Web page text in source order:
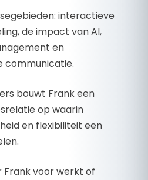
interactieve
de impact van AI,
en
communicatie.
bouwt Frank een
op waarin
en flexibiliteit een
Frank voor werkt of